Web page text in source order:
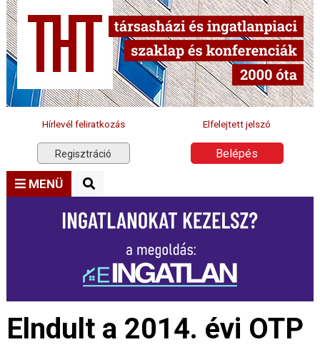
Hírlevél feliratkozás Elfelejtett jelszó
Regisztráció Belépés
MENÜ
Elndult a 2014. évi OTP